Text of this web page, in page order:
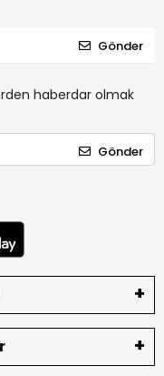
Gönder
haberdar olmak
Gönder